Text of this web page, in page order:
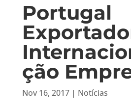
Portugal
ção
Nov 16, 2017| Notícias